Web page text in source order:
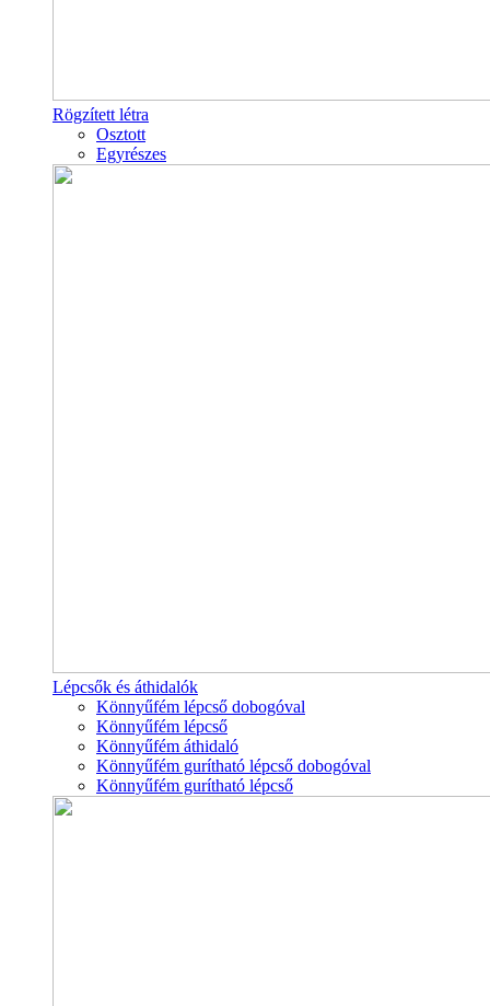
Rögzített létra
Osztott
Egyrészes
Lépcsők és áthidalók
Könnyűfém lépcső dobogóval
Könnyűfém lépcső
Könnyűfém áthidaló
Könnyűfém gurítható lépcső dobogóval
Könnyűfém gurítható lépcső